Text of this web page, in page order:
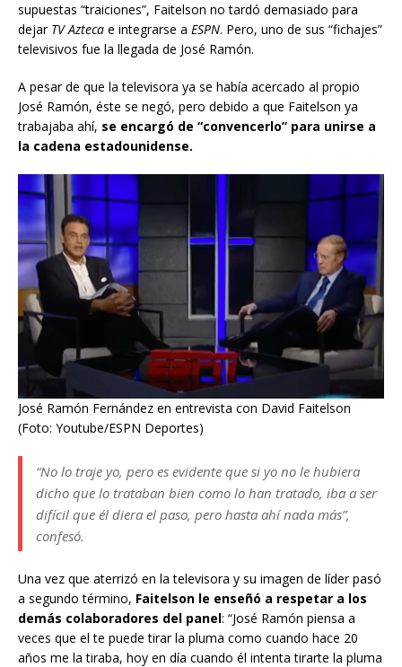
supuestas “traiciones”, Faitelson no tardó demasiado para
dejar TV Azteca e integrarse a ESPN. Pero, uno de sus “fichajes”
televisivos fue la llegada de José Ramón.
A pesar de que la televisora ya se había acercado al propio
José Ramón, éste se negó, pero debido a que Faitelson ya
trabajaba ahí, se encargó de “convencerlo” para unirse a
la cadena estadounidense.
José Ramón Fernández en entrevista con David Faitelson
(Foto: Youtube/ESPN Deportes)
“No lo traje yo, pero es evidente que si yo no le hubiera
dicho que lo trataban bien como lo han tratado, iba a ser
difícil que él diera el paso, pero hasta ahí nada más”,
confesó.
Una vez que aterrizó en la televisora y su imagen de líder pasó
a segundo término, Faitelson le enseñó a respetar a los
demás colaboradores del panel: “José Ramón piensa a
veces que el te puede tirar la pluma como cuando hace 20
años me la tiraba, hoy en día cuando él intenta tirarte la pluma